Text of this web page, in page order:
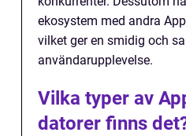
ekosystem med andra
vilket ger en smidig och
användarupplevelse.
Vilka typer av
datorer finns